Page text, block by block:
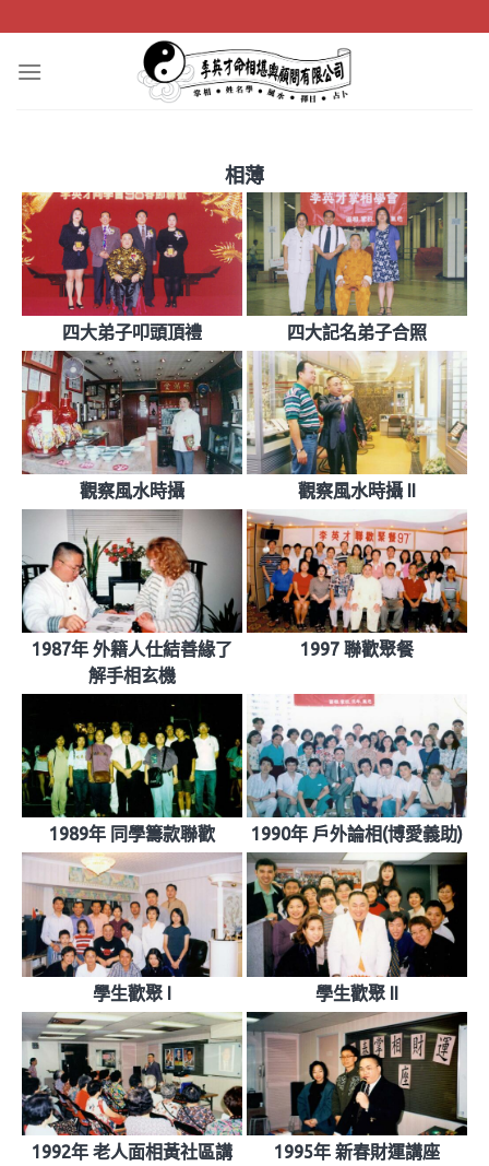
to
content
相薄
四大弟子叩頭頂禮 四大記名弟子合照
觀察風水時攝 觀察風水時攝 II
1987年 外籍人仕結善緣了
解手相玄機
1997 聯歡聚餐
1989年 同學籌款聯歡 1990年 戶外論相(博愛義助)
學生歡聚 I 學生歡聚 II
1992年 老人面相黃社區講
1995年 新春財運講座